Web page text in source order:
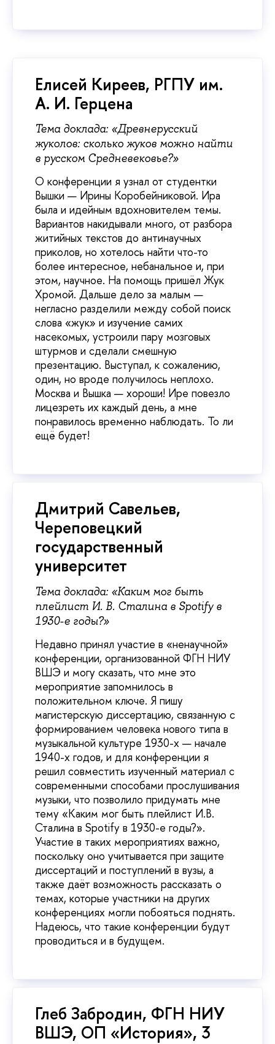
Елисей Киреев, РГПУ им.
А. И. Герцена
Тема доклада: «Древнерусский
жуколов: сколько жуков можно найти
в русском Средневековье?»
О конференции я узнал от студентки
Вышки — Ирины Коробейниковой. Ира
была и идейным вдохновителем темы.
Вариантов накидывали много, от разбора
житийных текстов до антинаучных
приколов, но хотелось найти что-то
более интересное, небанальное и, при
этом, научное. На помощь пришёл Жук
Хромой. Дальше дело за малым —
негласно разделили между собой поиск
слова «жук» и изучение самих
насекомых, устроили пару мозговых
штурмов и сделали смешную
презентацию. Выступал, к сожалению,
один, но вроде получилось неплохо.
Москва и Вышка — хороши! Ире повезло
лицезреть их каждый день, а мне
понравилось временно наблюдать. То ли
ещё будет!
Дмитрий Савельев,
Череповецкий
государственный
университет
Тема доклада: «Каким мог быть
плейлист И. В. Сталина в Spotify в
1930-е годы?»
Недавно принял участие в «ненаучной»
конференции, организованной ФГН НИУ
ВШЭ и могу сказать, что мне это
мероприятие запомнилось в
положительном ключе. Я пишу
магистерскую диссертацию, связанную с
формированием человека нового типа в
музыкальной культуре 1930-х — начале
1940-х годов, и для конференции я
решил совместить изученный материал с
современными способами прослушивания
музыки, что позволило придумать мне
тему «Каким мог быть плейлист И.В.
Сталина в Spotify в 1930-е годы?».
Участие в таких мероприятиях важно,
поскольку оно учитывается при защите
диссертаций и поступлений в вузы, а
также даёт возможность рассказать о
темах, которые участники на других
конференциях могли побояться поднять.
Надеюсь, что такие конференции будут
проводиться и в будущем.
Глеб Забродин, ФГН НИУ
ВШЭ, ОП «История», 3